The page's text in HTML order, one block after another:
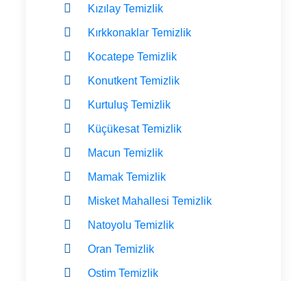
Kızılay Temizlik
Kırkkonaklar Temizlik
Kocatepe Temizlik
Konutkent Temizlik
Kurtuluş Temizlik
Küçükesat Temizlik
Macun Temizlik
Mamak Temizlik
Misket Mahallesi Temizlik
Natoyolu Temizlik
Oran Temizlik
Ostim Temizlik